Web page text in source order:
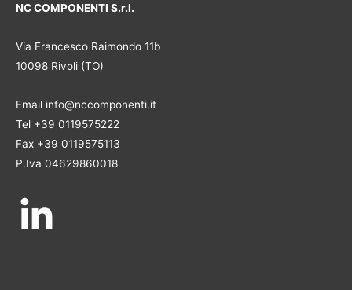
NC COMPONENTI S.r.l.
Via Francesco Raimondo 11b
10098 Rivoli (TO)
Email info@nccomponenti.it
Tel +39 0119575222
Fax +39 0119575113
P.Iva 04629860018